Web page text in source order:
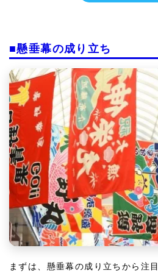
5.懸垂幕の管理と注意点
6.懸垂幕を作る手順
7.まとめ
■懸垂幕の成り立ち
まずは、懸垂幕の成り立ちから注